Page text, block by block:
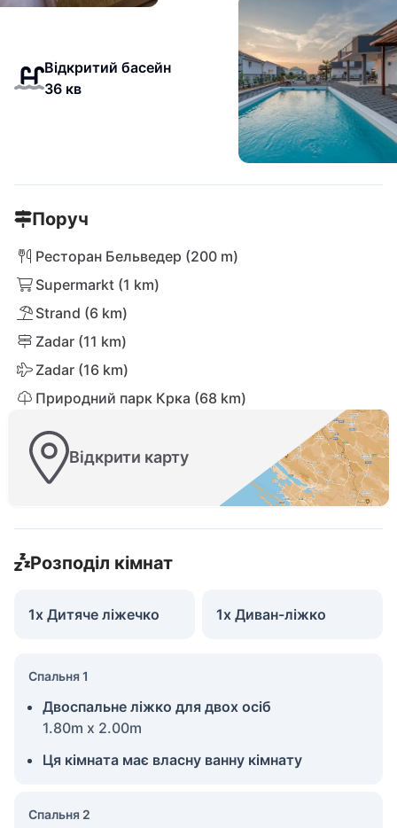
Відкритий басейн
36 кв
Поруч
Ресторан Бельведер (200 m)
Supermarkt (1 km)
Strand (6 km)
Zadar (11 km)
Zadar (16 km)
Природний парк Крка (68 km)
Відкрити карту
Розподіл кімнат
1x Дитяче ліжечко 1x Диван-ліжко
Спальня 1
Двоспальне ліжко для двох осіб
1.80m x 2.00m
Ця кімната має власну ванну кімнату
Спальня 2